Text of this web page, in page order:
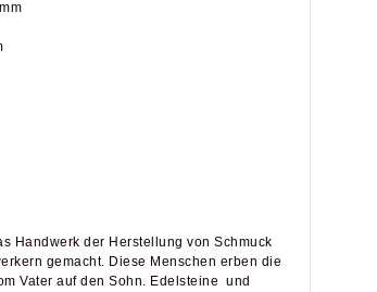
Handwerk der Herstellung von Schmuck
gemacht. Diese Menschen erben die
Vater auf den Sohn. Edelsteine und